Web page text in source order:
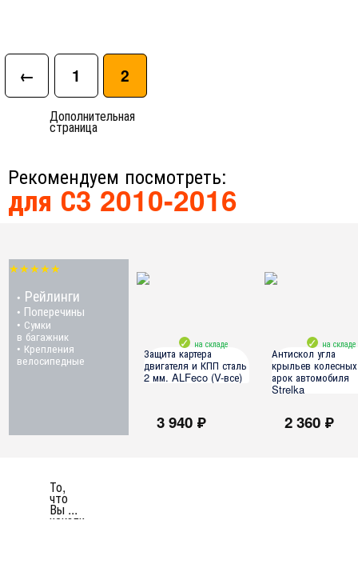
← 1 2
Дополнительная
страница
Рекомендуем посмотреть:
для С3 2010-2016
★★★★★
• Рейлинги
• Поперечины
• Сумки
в багажник
• Крепления
велосипедные
на складе
Защита картера
двигателя и КПП сталь
2 мм. ALFeco (V-все)
Citroen C3 HB 2010-2016
3 940 ₽
на складе
Антискол угла
крыльев колесных
арок автомобиля
Strelka
все модели2 360 ₽
То,
что
Вы ...
искали